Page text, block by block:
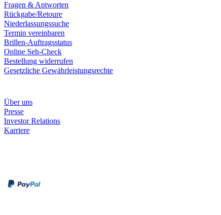
Fragen & Antworten
Rückgabe/Retoure
Niederlassungssuche
Termin vereinbaren
Brillen-Auftragsstatus
Online Seh-Check
Bestellung widerrufen
Gesetzliche Gewährleistungsrechte
Über uns
Presse
Investor Relations
Karriere